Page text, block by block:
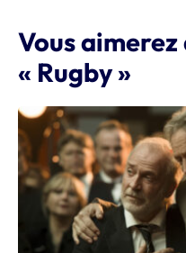
Vous aimerez
« Rugby »